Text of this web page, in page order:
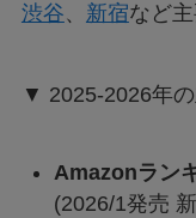
渋谷、 新宿など
▼ 2025-2026年
Amazonラン
(2026/1発売